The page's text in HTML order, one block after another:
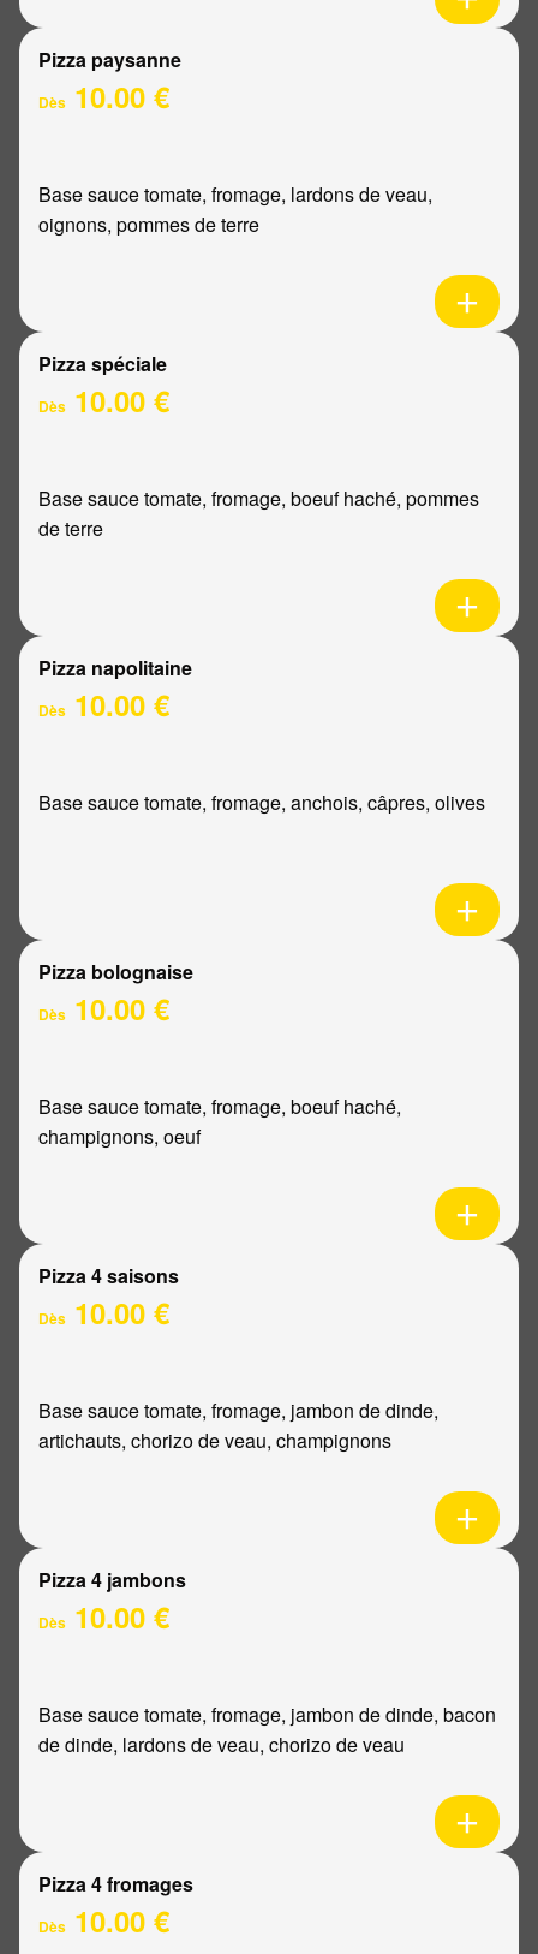
Pizza paysanne
Dès 10.00 €
Base sauce tomate, fromage, lardons de veau,
oignons, pommes de terre
Pizza spéciale
Dès 10.00 €
Base sauce tomate, fromage, boeuf haché, pommes
de terre
Pizza napolitaine
Dès 10.00 €
Base sauce tomate, fromage, anchois, câpres, olives
Pizza bolognaise
Dès 10.00 €
Base sauce tomate, fromage, boeuf haché,
champignons, oeuf
Pizza 4 saisons
Dès 10.00 €
Base sauce tomate, fromage, jambon de dinde,
artichauts, chorizo de veau, champignons
Pizza 4 jambons
Dès 10.00 €
Base sauce tomate, fromage, jambon de dinde, bacon
de dinde, lardons de veau, chorizo de veau
Pizza 4 fromages
Dès 10.00 €